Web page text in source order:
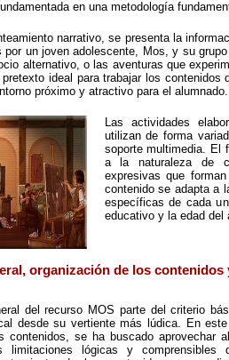
en una metodología
narrativo, se presenta la
por un joven adolescente, Mos, y su
alternativo, o las aventuras que
ideal para trabajar los contenidos
próximo y atractivo para el alumnado.
Las actividades
utilizan de forma
soporte multimedia. El
a la naturaleza de
expresivas que
contenido se adapta a
específicas de cada
educativo y la edad del
organización de los contenidos
del recurso MOS parte del criterio
desde su vertiente más lúdica. En
contenidos, se ha buscado aprovechar
limitaciones lógicas y comprensibles